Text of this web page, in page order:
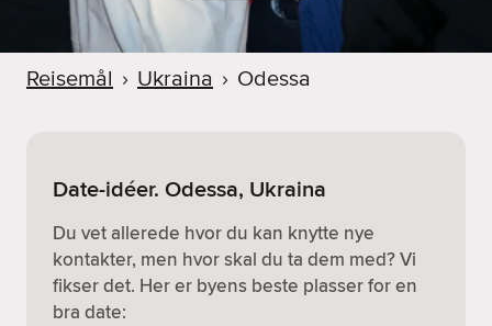
Reisemål › Ukraina › Odessa
Date-idéer. Odessa, Ukraina
Du vet allerede hvor du kan knytte nye
kontakter, men hvor skal du ta dem med? Vi
fikser det. Her er byens beste plasser for en
bra date: